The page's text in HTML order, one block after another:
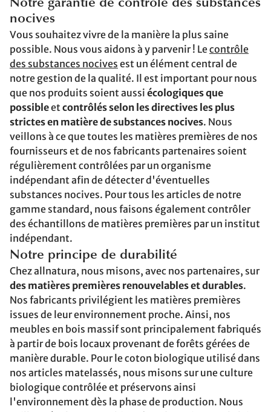
Notre garantie de contrôle des substances
nocives
Vous souhaitez vivre de la manière la plus saine
possible. Nous vous aidons à y parvenir ! Lecontrôle
des substances nocives est un élément central de
notre gestion de la qualité. Il est important pour nous
que nos produits soient aussi écologiques que
possibleetcontrôlés selon les directives les plus
strictes en matière de substances nocives. Nous
veillons à ce que toutes les matières premières de nos
fournisseurs et de nos fabricants partenaires soient
régulièrement contrôlées par un organisme
indépendant afin de détecter d'éventuelles
substances nocives. Pour tous les articles de notre
gamme standard, nous faisons également contrôler
des échantillons de matières premières par un institut
indépendant.
Notre principe de durabilité
Chez allnatura, nous misons, avec nos partenaires, sur
des matières premières renouvelables et durables.
Nos fabricants privilégient les matières premières
issues de leur environnement proche. Ainsi, nos
meubles en bois massif sont principalement fabriqués
à partir de bois locaux provenant de forêts gérées de
manière durable. Pour le coton biologique utilisé dans
nos articles matelassés, nous misons sur une culture
biologique contrôlée et préservons ainsi
l'environnement dès la phase de production. Nous